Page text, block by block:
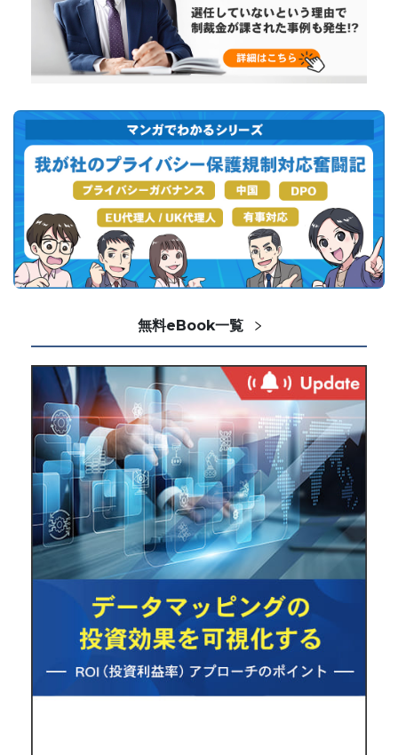
無料eBook一覧